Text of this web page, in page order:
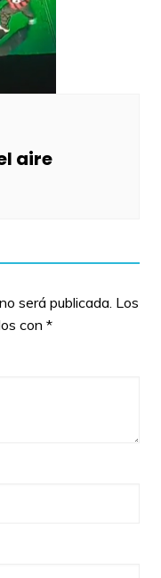
aire
será publicada. Los
con *